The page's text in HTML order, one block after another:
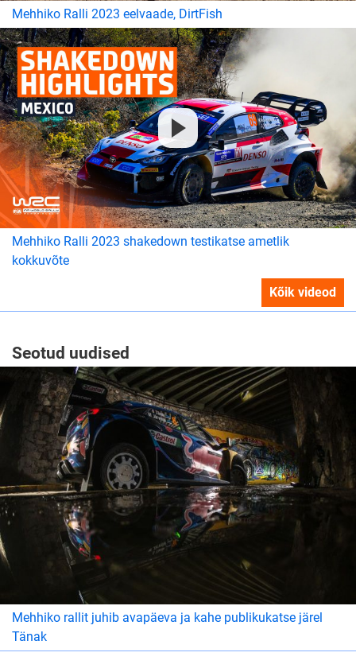
Mehhiko Ralli 2023 eelvaade, DirtFish
Mehhiko Ralli 2023 shakedown testikatse ametlik
kokkuvõte
Kõik videod
Seotud uudised
Mehhiko rallit juhib avapäeva ja kahe publikukatse järel
Tänak